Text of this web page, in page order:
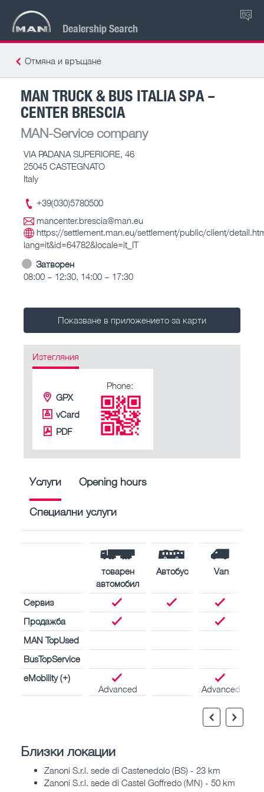
Dealership Search
BG
Отмяна и връщане
MAN TRUCK & BUS ITALIA SPA –
CENTER BRESCIA
MAN-Service company
VIA PADANA SUPERIORE, 46
25045 CASTEGNATO
Italy
+39(030)5780500
mancenter.brescia@man.eu
https://settlement.man.eu/settlement/public/client/
lang=it&id=64782&locale=it_IT
Затворен
08:00 – 12:30, 14:00 – 17:30
Показване в приложението за карти
Изтегляния
GPX
vCard
PDF
Phone:
Услуги Opening hours
Специални услуги
товарен
автомобил
Автобус Van
Сервиз
Продажба
MAN TopUsed
BusTopService
eMobility (+)
Advanced
Advanced
Близки локации
Zanoni S.r.l. sede di Castenedolo (BS) - 23 km
Zanoni S.r.l. sede di Castel Goffredo (MN) - 50 km